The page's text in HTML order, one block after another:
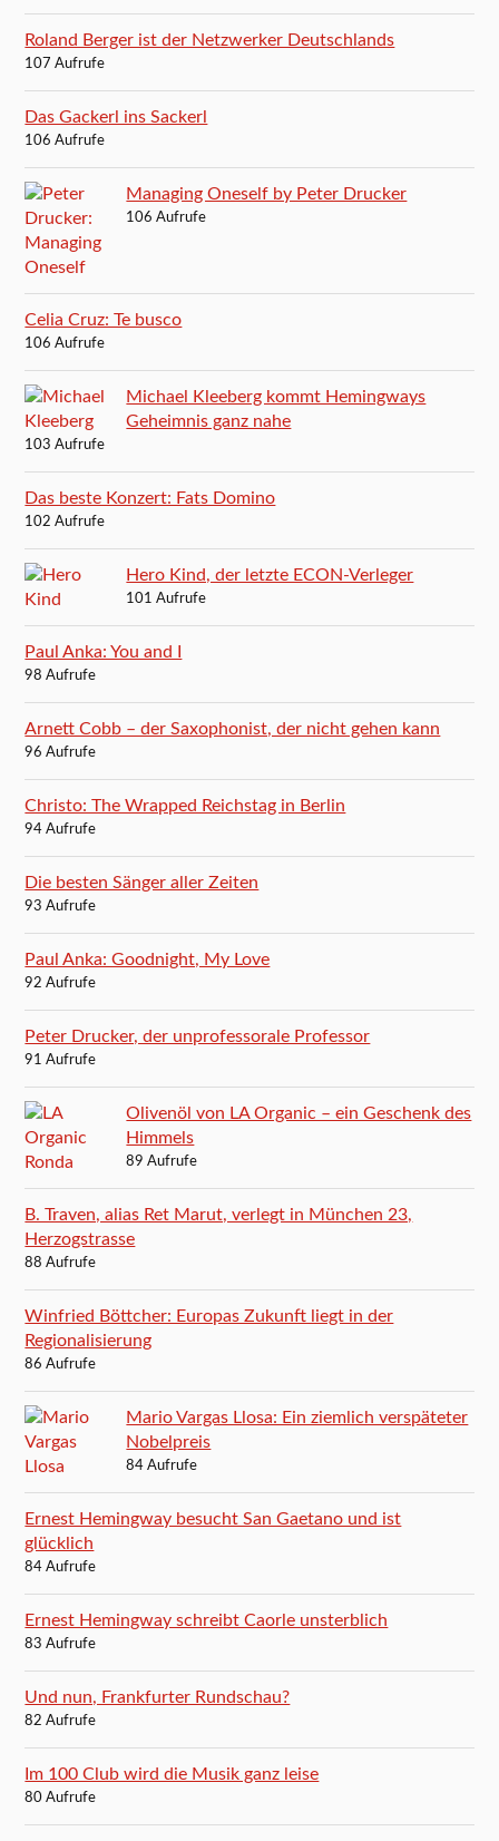
Roland Berger ist der Netzwerker Deutschlands
107 Aufrufe
Das Gackerl ins Sackerl
106 Aufrufe
Managing Oneself by Peter Drucker
106 Aufrufe
Celia Cruz: Te busco
106 Aufrufe
Michael Kleeberg kommt Hemingways
Geheimnis ganz nahe
103 Aufrufe
Das beste Konzert: Fats Domino
102 Aufrufe
Hero Kind, der letzte ECON-Verleger
101 Aufrufe
Paul Anka: You and I
98 Aufrufe
Arnett Cobb – der Saxophonist, der nicht gehen kann
96 Aufrufe
Christo: The Wrapped Reichstag in Berlin
94 Aufrufe
Die besten Sänger aller Zeiten
93 Aufrufe
Paul Anka: Goodnight, My Love
92 Aufrufe
Peter Drucker, der unprofessorale Professor
91 Aufrufe
Olivenöl von LA Organic – ein Geschenk des
Himmels
89 Aufrufe
B. Traven, alias Ret Marut, verlegt in München 23,
Herzogstrasse
88 Aufrufe
Winfried Böttcher: Europas Zukunft liegt in der
Regionalisierung
86 Aufrufe
Mario Vargas Llosa: Ein ziemlich verspäteter
Nobelpreis
84 Aufrufe
Ernest Hemingway besucht San Gaetano und ist
glücklich
84 Aufrufe
Ernest Hemingway schreibt Caorle unsterblich
83 Aufrufe
Und nun, Frankfurter Rundschau?
82 Aufrufe
Im 100 Club wird die Musik ganz leise
80 Aufrufe